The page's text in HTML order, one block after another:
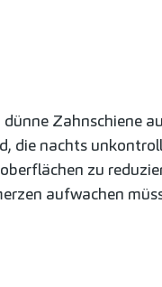
Zahnschiene
die nachts
zu
aufwachen